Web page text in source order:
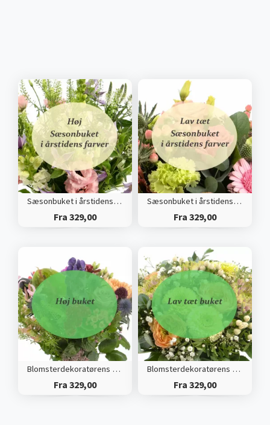
Sæsonbuket i årstidens farver (Høj)
Fra 329,00
Sæsonbuket i årstidens farver (Tæt)
Fra 329,00
Blomsterdekoratørens valg (Høj)
Fra 329,00
Blomsterdekoratørens valg (Tæt)
Fra 329,00